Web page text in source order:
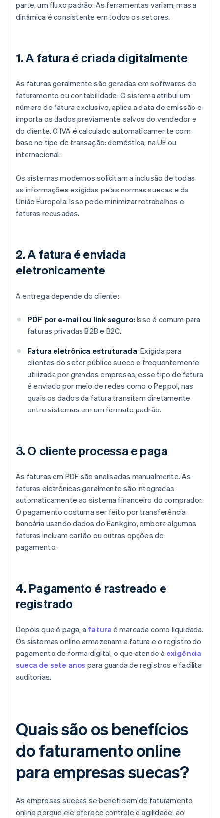
parte, um fluxo padrão. As ferramentas variam, mas a
dinâmica é consistente em todos os setores.
1. A fatura é criada digitalmente
As faturas geralmente são geradas em softwares de
faturamento ou contabilidade. O sistema atribui um
número de fatura exclusivo, aplica a data de emissão e
importa os dados previamente salvos do vendedor e
do cliente. O IVA é calculado automaticamente com
base no tipo de transação: doméstica, na UE ou
internacional.
Os sistemas modernos solicitam a inclusão de todas
as informações exigidas pelas normas suecas e da
União Europeia. Isso pode minimizar retrabalhos e
faturas recusadas.
2. A fatura é enviada
eletronicamente
A entrega depende do cliente:
PDF por e-mail ou link seguro: Isso é comum para
faturas privadas B2B e B2C.
Fatura eletrônica estruturada: Exigida para
clientes do setor público sueco e frequentemente
utilizada por grandes empresas, esse tipo de fatura
é enviado por meio de redes como o Peppol, nas
quais os dados da fatura transitam diretamente
entre sistemas em um formato padrão.
3. O cliente processa e paga
As faturas em PDF são analisadas manualmente. As
faturas eletrônicas geralmente são integradas
automaticamente ao sistema financeiro do comprador.
O pagamento costuma ser feito por transferência
bancária usando dados do Bankgiro, embora algumas
faturas incluam cartão ou outras opções de
pagamento.
4. Pagamento é rastreado e
registrado
Depois que é paga, a fatura é marcada como liquidada.
Os sistemas online armazenam a fatura e o registro do
pagamento de forma digital, o que atende à exigência
sueca de sete anos para guarda de registros e facilita
auditorias.
Quais são os benefícios
do faturamento online
para empresas suecas?
As empresas suecas se beneficiam do faturamento
online porque ele oferece controle e agilidade, ao